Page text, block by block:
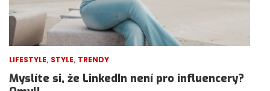
LIFESTYLE, STYLE, TRENDY
Myslíte si, že LinkedIn není pro influencery?